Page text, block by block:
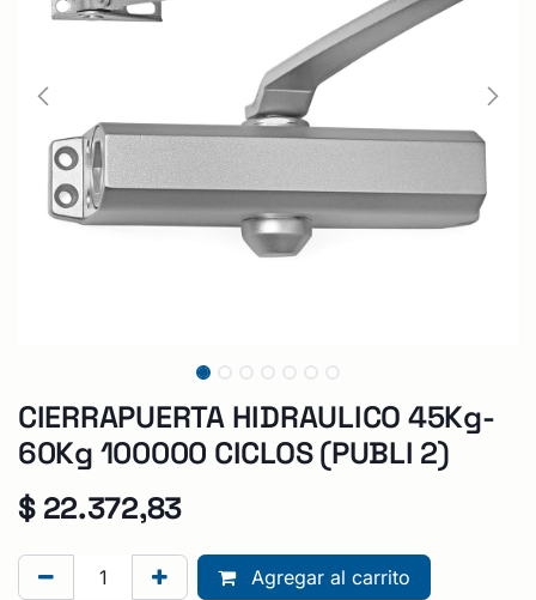
CIERRAPUERTA HIDRAULICO 45Kg-
60Kg 100000 CICLOS (PUBLI 2)
$ 22.372,83
Agregar al carrito